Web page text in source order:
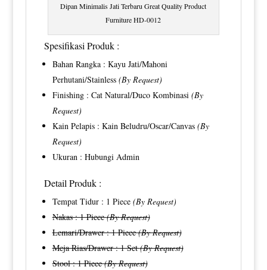
Dipan Minimalis Jati Terbaru Great Quality Product
Furniture HD-0012
Spesifikasi Produk :
Bahan Rangka : Kayu Jati/Mahoni
Perhutani/Stainless (By Request)
Finishing : Cat Natural/Duco Kombinasi (By
Request)
Kain Pelapis : Kain Beludru/Oscar/Canvas (By
Request)
Ukuran : Hubungi Admin
Detail Produk :
Tempat Tidur : 1 Piece (By Request)
Nakas : 1 Piece(By Request)
Lemari/Drawer : 1 Piece(By Request)
Meja Rias/Drawer : 1 Set(By Request)
Stool : 1 Piece(By Request)